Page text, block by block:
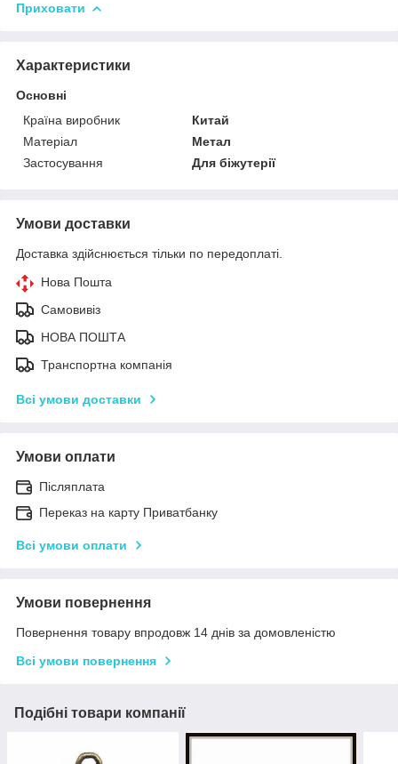
Приховати
Характеристики
Основні
Країна виробник
Китай
Матеріал
Метал
Застосування
Для біжутерії
Умови доставки
Доставка здійснюється тільки по передоплаті.
Нова Пошта
Самовивіз
НОВА ПОШТА
Транспортна компанія
Всі умови доставки
Умови оплати
Післяплата
Переказ на карту Приватбанку
Всі умови оплати
Умови повернення
Повернення товару впродовж 14 днів за домовленістю
Всі умови повернення
Подібні товари компанії